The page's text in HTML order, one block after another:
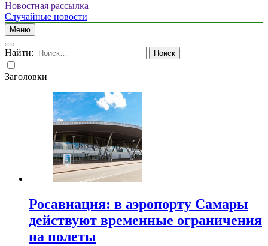
Новостная рассылка
Случайные новости
Меню
Найти:
Заголовки
Росавиация: в аэропорту Самары
действуют временные ограничения
на полеты